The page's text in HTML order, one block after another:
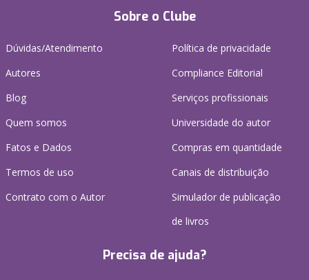
Sobre o Clube
Dúvidas/Atendimento
Autores
Blog
Quem somos
Fatos e Dados
Termos de uso
Contrato com o Autor
Política de privacidade
Compliance Editorial
Serviços profissionais
Universidade do autor
Compras em quantidade
Canais de distribuição
Simulador de publicação
de livros
Precisa de ajuda?